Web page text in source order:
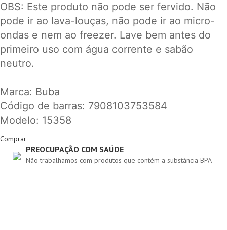
OBS: Este produto não pode ser fervido. Não
pode ir ao lava-louças, não pode ir ao micro-
ondas e nem ao freezer. Lave bem antes do
primeiro uso com água corrente e sabão
neutro.
Marca: Buba
Código de barras: 7908103753584
Modelo: 15358
Comprar
PREOCUPAÇÃO COM SAÚDE
Não trabalhamos com produtos que contém a substância BPA